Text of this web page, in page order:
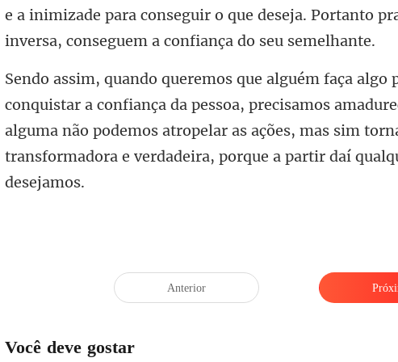
e a inimizade para conseguir
essoa, precisamos
alguma não podemos atropelar as ações, mas sim t
Anterior
Você deve gostar